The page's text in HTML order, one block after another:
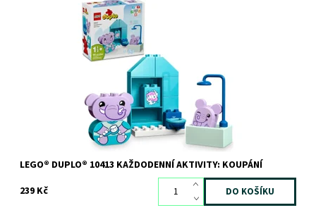
Děti si se stavebnicí LEGO® se zvířátky prohloubí pozitivní vztah
Skladem3 ks
11556
LEGO® DUPLO® 10413 KAŽDODENNÍ AKTIVITY: KOUPÁNÍ
239 Kč